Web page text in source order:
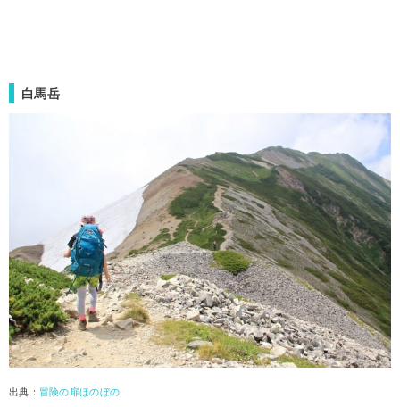
白馬岳
出典： 冒険の扉ほのぼの